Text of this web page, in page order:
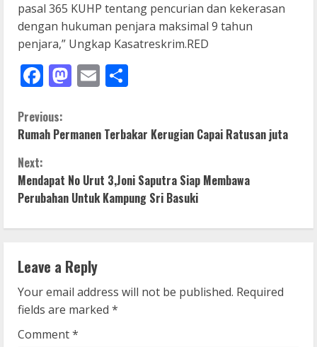
pasal 365 KUHP tentang pencurian dan kekerasan
dengan hukuman penjara maksimal 9 tahun
penjara,” Ungkap Kasatreskrim.RED
Facebook
Mastodon
Email
C
o
n
t
n
u
e
Previous:
Rumah Permanen Terbakar Kerugian Capai Ratusan juta
Next:
Mendapat No Urut 3,Joni Saputra Siap Membawa
Perubahan Untuk Kampung Sri Basuki
Leave a Reply
Your email address will not be published. Required
fields are marked *
Comment*